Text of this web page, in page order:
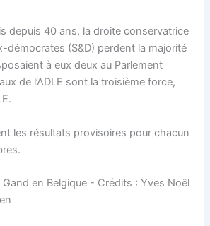
depuis 40 ans, la droite conservatrice
démocrates (S&D) perdent la majorité
à eux deux au Parlement
de l’ADLE sont la troisième force,
les résultats provisoires pour chacun